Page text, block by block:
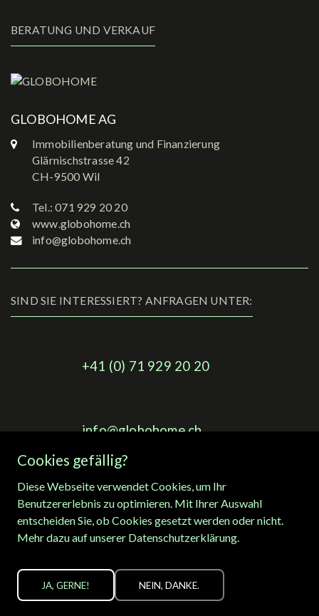
BERATUNG UND VERKAUF
globohome-six-senses.png
GLOBOHOME AG
Immobilienberatung und Finanzierung
Glärnischstrasse 42
CH-9500 Wil
Tel.: 071 929 20 20
www.globohome.ch
info@globohome.ch
SIND SIE INTERESSIERT? ANFRAGEN UNTER:
+41 (0) 71 929 20 20
info@globohome.ch
Kontaktformular
Datenschutz
Cookies gefällig?
Diese Webseite verwendet Cookies, um Ihr
Benutzererlebnis zu optimieren. Mit Ihrer Auswahl
entscheiden Sie, ob Cookies gesetzt werden oder nicht.
Mehr dazu auf unserer Datenschutzerklärung.
JA, GERNE! NEIN, DANKE.